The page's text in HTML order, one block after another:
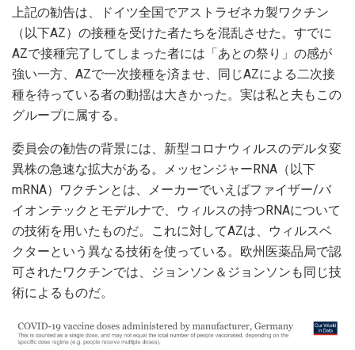
上記の勧告は、ドイツ全国でアストラゼネカ製ワクチン
（以下AZ）の接種を受けた者たちを混乱させた。すでに
AZで接種完了してしまった者には「あとの祭り」の感が
強い一方、AZで一次接種を済ませ、同じAZによる二次接
種を待っている者の動揺は大きかった。実は私と夫もこの
グループに属する。
委員会の勧告の背景には、新型コロナウィルスのデルタ変
異株の急速な拡大がある。メッセンジャーRNA（以下
mRNA）ワクチンとは、メーカーでいえばファイザー/バ
イオンテックとモデルナで、ウィルスの持つRNAについて
の技術を用いたものだ。これに対してAZは、ウィルスベ
クターという異なる技術を使っている。欧州医薬品局で認
可されたワクチンでは、ジョンソン＆ジョンソンも同じ技
術によるものだ。